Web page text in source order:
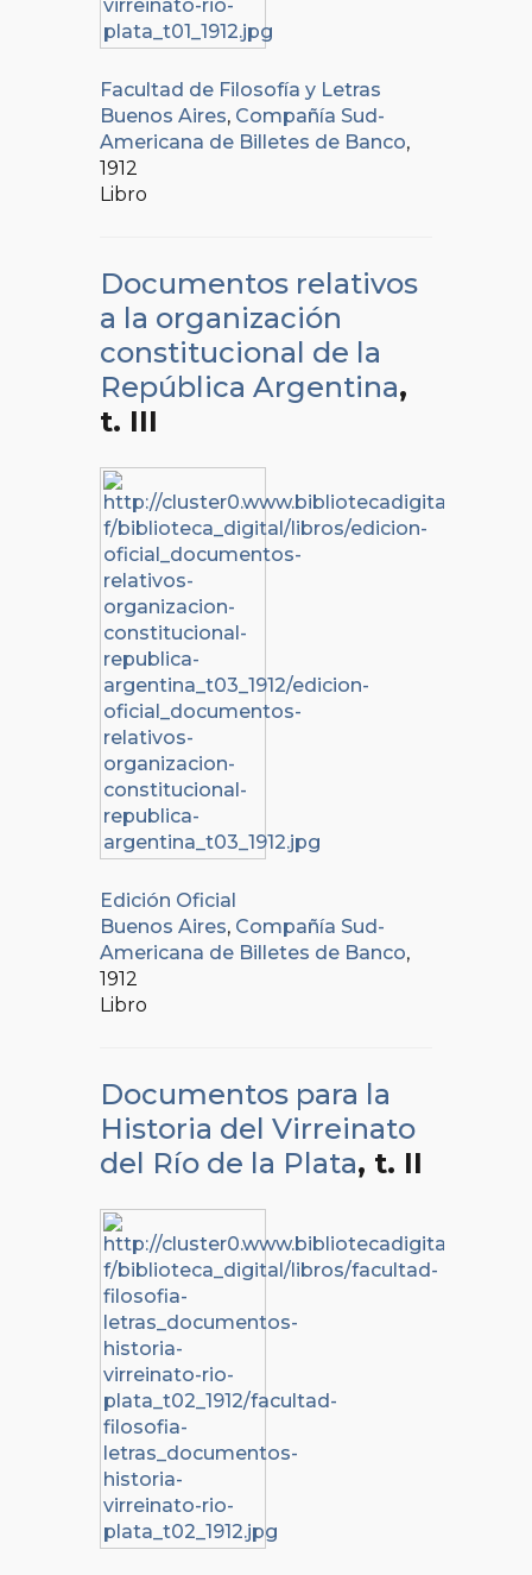
Facultad de Filosofía y Letras
Buenos Aires, Compañía Sud-
Americana de Billetes de Banco,
1912
Libro
Documentos relativos
a la organización
constitucional de la
República Argentina,
t. III
Edición Oficial
Buenos Aires, Compañía Sud-
Americana de Billetes de Banco,
1912
Libro
Documentos para la
Historia del Virreinato
del Río de la Plata, t. II